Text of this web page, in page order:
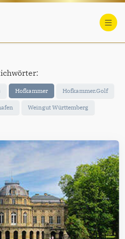
Hofkammer Hofkammer.Golf
Weingut Württemberg